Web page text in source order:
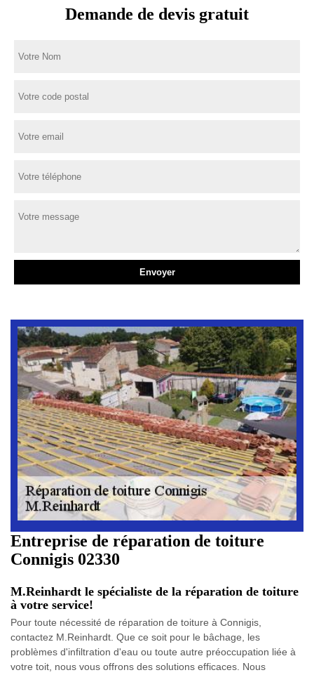
Demande de devis gratuit
Entreprise de réparation de toiture
Connigis 02330
M.Reinhardt le spécialiste de la réparation de toiture
à votre service!
Pour toute nécessité de réparation de toiture à Connigis,
contactez M.Reinhardt. Que ce soit pour le bâchage, les
problèmes d'infiltration d'eau ou toute autre préoccupation liée à
votre toit, nous vous offrons des solutions efficaces. Nous